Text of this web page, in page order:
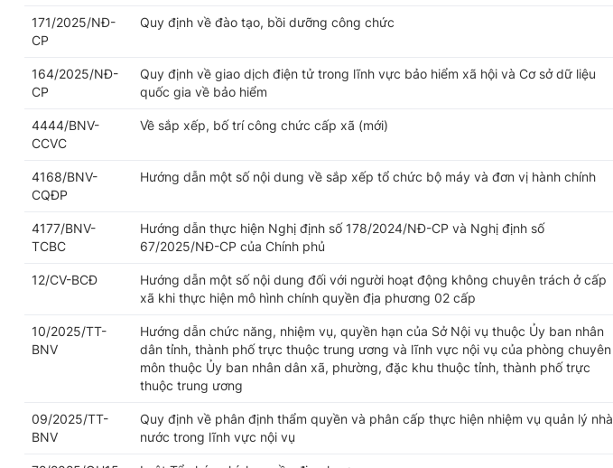
171/2025/NĐ-
CP
Quy định về đào tạo, bồi dưỡng công chức
164/2025/NĐ-
CP
Quy định về giao dịch điện tử trong lĩnh vực bảo hiểm xã hội và Cơ sở dữ liệu
quốc gia về bảo hiểm
4444/BNV-
CCVC
Về sắp xếp, bố trí công chức cấp xã (mới)
4168/BNV-
CQĐP
Hướng dẫn một số nội dung về sắp xếp tổ chức bộ máy và đơn vị hành chính
4177/BNV-
TCBC
Hướng dẫn thực hiện Nghị định số 178/2024/NĐ-CP và Nghị định số
67/2025/NĐ-CP của Chính phủ
12/CV-BCĐ
Hướng dẫn một số nội dung đối với người hoạt động không chuyên trách ở cấp
xã khi thực hiện mô hình chính quyền địa phương 02 cấp
10/2025/TT-
BNV
Hướng dẫn chức năng, nhiệm vụ, quyền hạn của Sở Nội vụ thuộc Ủy ban nhân
dân tỉnh, thành phố trực thuộc trung ương và lĩnh vực nội vụ của phòng chuyên
môn thuộc Ủy ban nhân dân xã, phường, đặc khu thuộc tỉnh, thành phố trực
thuộc trung ương
09/2025/TT-
BNV
Quy định về phân định thẩm quyền và phân cấp thực hiện nhiệm vụ quản lý nhà
nước trong lĩnh vực nội vụ